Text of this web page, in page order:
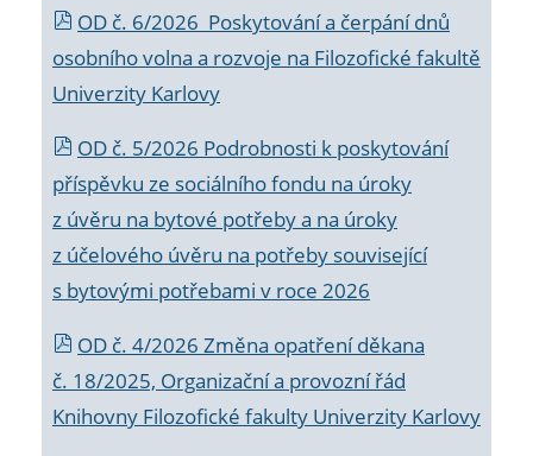
OD č. 6/2026 Poskytování a čerpání dnů
osobního volna a rozvoje na Filozofické fakultě
Univerzity Karlovy
OD č. 5/2026 Podrobnosti k poskytování
příspěvku ze sociálního fondu na úroky
z úvěru na bytové potřeby a na úroky
z účelového úvěru na potřeby související
s bytovými potřebami v roce 2026
OD č. 4/2026 Změna opatření děkana
č. 18/2025, Organizační a provozní řád
Knihovny Filozofické fakulty Univerzity Karlovy